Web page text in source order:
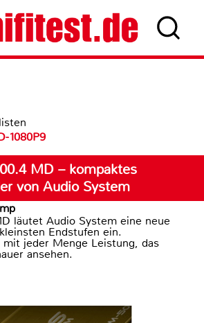
1080P9
MD – kompaktes
von Audio System
läutet Audio System eine neue
Endstufen ein.
mit jeder Menge Leistung, das
ansehen.